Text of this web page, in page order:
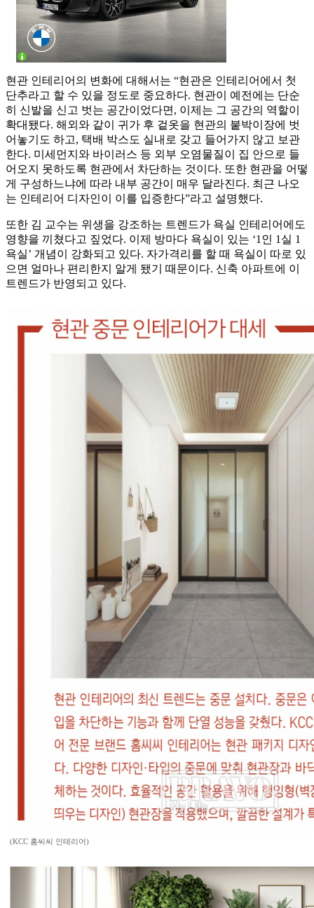
현관 인테리어의 변화에 대해서는 “현관은 인테리어에서 첫
단추라고 할 수 있을 정도로 중요하다. 현관이 예전에는 단순
히 신발을 신고 벗는 공간이었다면, 이제는 그 공간의 역할이
확대됐다. 해외와 같이 귀가 후 겉옷을 현관의 붙박이장에 벗
어놓기도 하고, 택배 박스도 실내로 갖고 들어가지 않고 보관
한다. 미세먼지와 바이러스 등 외부 오염물질이 집 안으로 들
어오지 못하도록 현관에서 차단하는 것이다. 또한 현관을 어떻
게 구성하느냐에 따라 내부 공간이 매우 달라진다. 최근 나오
는 인테리어 디자인이 이를 입증한다”라고 설명했다.
또한 김 교수는 위생을 강조하는 트렌드가 욕실 인테리어에도
영향을 끼쳤다고 짚었다. 이제 방마다 욕실이 있는 ‘1인 1실 1
욕실’ 개념이 강화되고 있다. 자가격리를 할 때 욕실이 따로 있
으면 얼마나 편리한지 알게 됐기 때문이다. 신축 아파트에 이
트렌드가 반영되고 있다.
(KCC 홈씨씨 인테리어)